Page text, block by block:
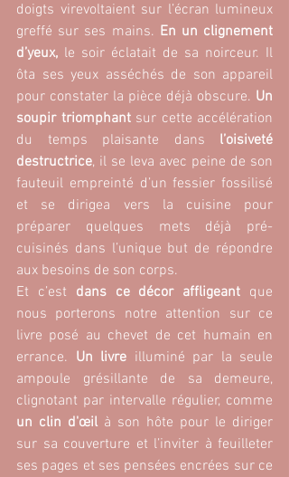
doigts virevoltaient sur l’écran lumineux
greffé sur ses mains. En un clignement
d’yeux, le soir éclatait de sa noirceur. Il
ôta ses yeux asséchés de son appareil
pour constater la pièce déjà obscure. Un
soupir triomphant sur cette accélération
du temps plaisante dans l’oisiveté
destructrice, il se leva avec peine de son
fauteuil empreinté d’un fessier fossilisé
et se dirigea vers la cuisine pour
préparer quelques mets déjà pré-
cuisinés dans l’unique but de répondre
aux besoins de son corps.
Et c’est dans ce décor affligeant que
nous porterons notre attention sur ce
livre posé au chevet de cet humain en
errance. Un livre illuminé par la seule
ampoule grésillante de sa demeure,
clignotant par intervalle régulier, comme
un clin d'œil à son hôte pour le diriger
sur sa couverture et l’inviter à feuilleter
ses pages et ses pensées encrées sur ce